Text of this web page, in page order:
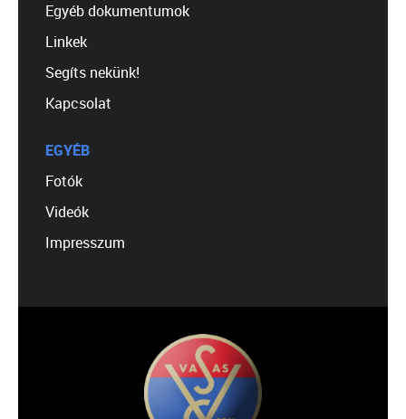
Egyéb dokumentumok
Linkek
Segíts nekünk!
Kapcsolat
EGYÉB
Fotók
Videók
Impresszum